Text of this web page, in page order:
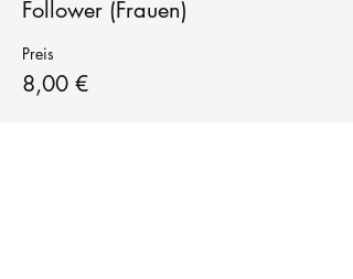
Follower (Frauen)
Preis
8,00 €